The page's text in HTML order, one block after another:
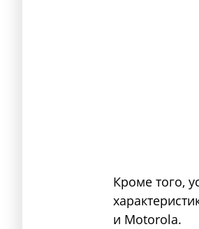
Кроме того,
и Motorola.